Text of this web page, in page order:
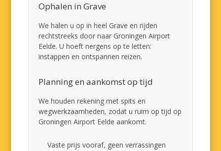
Ophalen in Grave
We halen u op in heel Grave en rijden
rechtstreeks door naar Groningen Airport
Eelde. U hoeft nergens op te letten:
instappen en ontspannen reizen.
Planning en aankomst op tijd
We houden rekening met spits en
wegwerkzaamheden, zodat u ruim op tijd op
Groningen Airport Eelde aankomt.
Vaste prijs vooraf, geen verrassingen